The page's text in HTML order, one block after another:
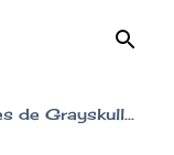
de Grayskull...